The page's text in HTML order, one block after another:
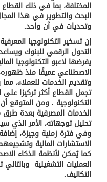
المختلفة، بما في ذلك
البحث والتطوير في هذا
وتحديات في آن واحد.
إن تسخير التكنولوجيا
التحول الرقمي للبنوك
يفرضها لاعبو التكنولوجيا
الاصطناعي عميقًا منذ
وتقديم الخدمات للعملاء،
تجعل القطاع أكثر تركيزا على
التكنولوجية . ومن المتوقع
الخدمات المصرفية بعدة
تحليل توجهاته، الأمر الذي
وفي فترة زمنية وجيزة، إضافة
الاستشارات المالية
كما يُمكن لأنظمة الذكاء
العمليات التشغيلية
التكاليف.